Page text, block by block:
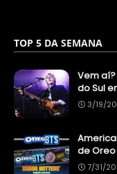
TOP 5 DA SEMANA
Vem
do Sul
3/19/
de Oreo
7/31/